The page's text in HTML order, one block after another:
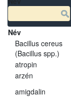
Név
Bacillus cereus
(Bacillus spp.)
atropin
arzén
amigdalin